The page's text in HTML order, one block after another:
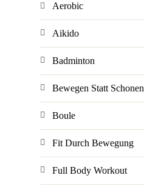
Aerobic
Aikido
Badminton
Bewegen Statt Schonen
Boule
Fit Durch Bewegung
Full Body Workout